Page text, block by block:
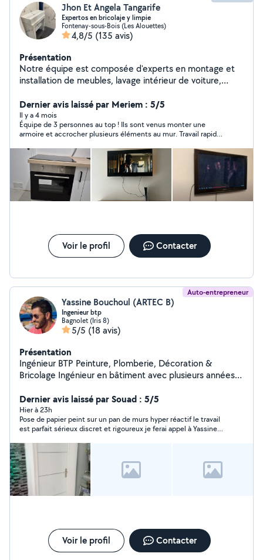
Jhon Et Angela Tangarife
Expertos en bricolaje y limpie
Fontenay-sous-Bois (Les Alouettes)
4,8/5 (135 avis)
Présentation
Notre équipe est composée d'experts en montage et
installation de meubles, lavage intérieur de voiture,
peinture, réparations à domicile et nettoyage de
maison. Nous sommes toujours attentifs aux détails lors
de chaque intervention. Contactez-nous pour avoir le
plaisir de vous assister.
Dernier avis laissé par Meriem : 5/5
Il y a 4 mois
Équipe de 3 personnes au top ! Ils sont venus monter une
armoire et accrocher plusieurs éléments au mur. Travail rapide,
Voir le profil Contacter
Auto-entrepreneur
Yassine Bouchoul (ARTEC B)
Ingenieur btp
Bagnolet (Iris 8)
5/5 (18 avis)
Présentation
Ingénieur BTP Peinture, Plomberie, Décoration &
Bricolage Ingénieur en bâtiment avec plusieurs années
travaux à domicile : Peinture intérieure et extérieure
Travaux de plomberie (robinets, fuites, WC, éviers,
douchettes, etc.) Montage et installation de meubles,
tringles, luminaires Décoration et aménagement
intérieur Petits travaux de rénovation et d'entretien
Travail soigné, finitions de qualité et conseils techniques
personnalisés. Devis gratuit et intervention rapide.
Dernier avis laissé par Souad : 5/5
Hier à 23h
Pose de papier peint sur un pan de murs hyper réactif le travail
est parfait sérieux discret et rigoureux je ferai appel à Yassine
Voir le profil Contacter